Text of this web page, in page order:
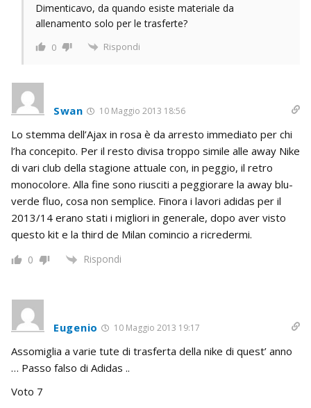
Dimenticavo, da quando esiste materiale da
allenamento solo per le trasferte?
0 Rispondi
Swan 10 Maggio 2013 18:56
Lo stemma dell’Ajax in rosa è da arresto immediato per chi
l’ha concepito. Per il resto divisa troppo simile alle away Nike
di vari club della stagione attuale con, in peggio, il retro
monocolore. Alla fine sono riusciti a peggiorare la away blu-
verde fluo, cosa non semplice. Finora i lavori adidas per il
2013/14 erano stati i migliori in generale, dopo aver visto
questo kit e la third de Milan comincio a ricredermi.
0 Rispondi
Eugenio 10 Maggio 2013 19:17
Assomiglia a varie tute di trasferta della nike di quest’ anno
… Passo falso di Adidas ..
Voto 7